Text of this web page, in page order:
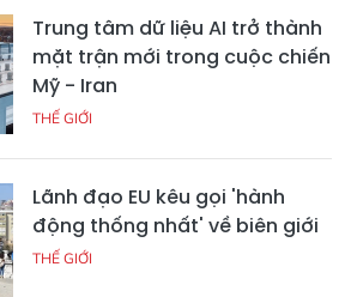
Trung tâm dữ liệu AI trở thành
mặt trận mới trong cuộc chiến
Mỹ - Iran
THẾ GIỚI
Lãnh đạo EU kêu gọi 'hành
động thống nhất' về biên giới
THẾ GIỚI